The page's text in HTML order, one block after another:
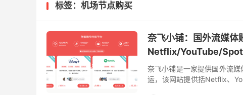
标签：机场节点购买
奈飞小铺：国外流媒体
Netflix/YouTube/
奈飞小铺是一家提供国外流
运，该网站提供括Netflix、